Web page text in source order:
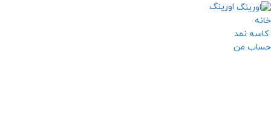
اورینگ
خانه
کاسه نمد
حساب من